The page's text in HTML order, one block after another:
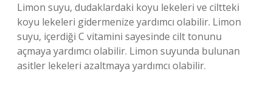
Limon suyu, dudaklardaki koyu lekeleri ve ciltteki
koyu lekeleri gidermenize yardımcı olabilir. Limon
suyu, içerdiği C vitamini sayesinde cilt tonunu
açmaya yardımcı olabilir. Limon suyunda bulunan
asitler lekeleri azaltmaya yardımcı olabilir.